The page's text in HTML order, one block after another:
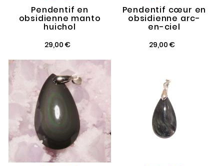
Pendentif en
obsidienne manto
huichol
29,00 €
Pendentif cœur en
obsidienne arc-
en-ciel
29,00 €